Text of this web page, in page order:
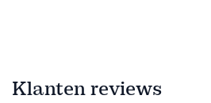
Klanten reviews